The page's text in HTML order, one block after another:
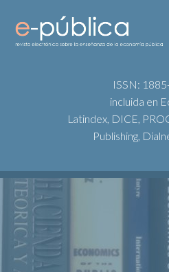
ISSN:
incluida en
Latindex, DICE,
Publishing,